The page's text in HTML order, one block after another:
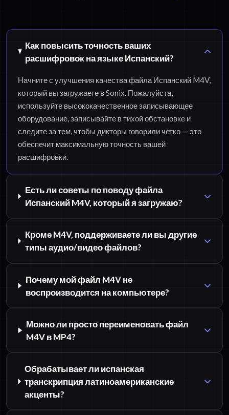
Как повысить точность ваших
расшифровок на языке Испанский?
Начните с улучшения качества файла Испанский M4V,
который вы загружаете в Sonix. Пожалуйста,
используйте высококачественное записывающее
оборудование, записывайте в тихой обстановке и
следите за тем, чтобы дикторы говорили четко — это
обеспечит максимальную точность вашей
расшифровки.
Есть ли советы по поводу файла
Испанский M4V, который я загружаю?
Кроме M4V, поддерживаете ли вы другие
типы аудио/видео файлов?
Почему мой файл M4V не
воспроизводится на компьютере?
Можно ли просто переименовать файл
M4V в MP4?
Обрабатывает ли испанская
транскрипция латиноамериканские
акценты?